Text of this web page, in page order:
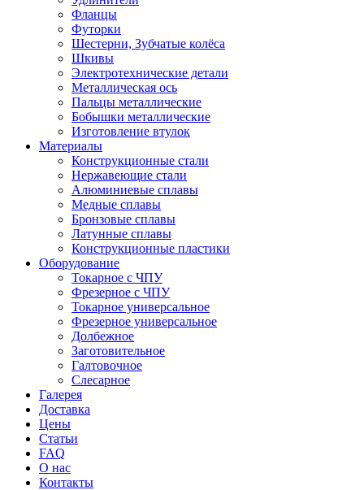
Фланцы
Футорки
Шестерни, Зубчатые колёса
Шкивы
Электротехнические детали
Металлическая ось
Пальцы металлические
Бобышки металлические
Изготовление втулок
Материалы
Конструкционные стали
Нержавеющие стали
Алюминиевые сплавы
Медные сплавы
Бронзовые сплавы
Латунные сплавы
Конструкционные пластики
Оборудование
Токарное c ЧПУ
Фрезерное c ЧПУ
Токарное универсальное
Фрезерное универсальное
Долбежное
Заготовительное
Галтовочное
Слесарное
Галерея
Доставка
Цены
Статьи
FAQ
О нас
Контакты